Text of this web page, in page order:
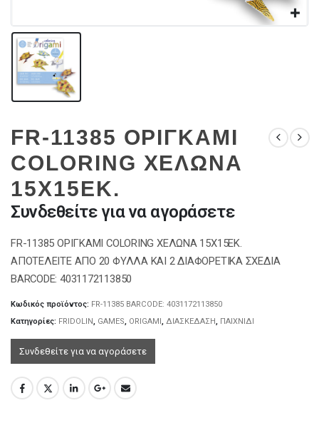
FR-11385 ΟΡΙΓΚΑΜΙ
COLORING ΧΕΛΩΝΑ
15X15EK.
Συνδεθείτε για να αγοράσετε
FR-11385 ΟΡΙΓΚΑΜΙ COLORING ΧΕΛΩΝΑ 15X15EK.
ΑΠΟΤΕΛΕΙΤΕ ΑΠΟ 20 ΦΥΛΛΑ ΚΑΙ 2 ΔΙΑΦΟΡΕΤΙΚΑ ΣΧΕΔΙΑ
BARCODE: 4031172113850
Κωδικός προϊόντος: FR-11385 BARCODE: 4031172113850
Κατηγορίες: FRIDOLIN, GAMES, ORIGAMI , ΔΙΑΣΚΕΔΑΣΗ, ΠΑΙΧΝΙΔΙ
Συνδεθείτε για να αγοράσετε